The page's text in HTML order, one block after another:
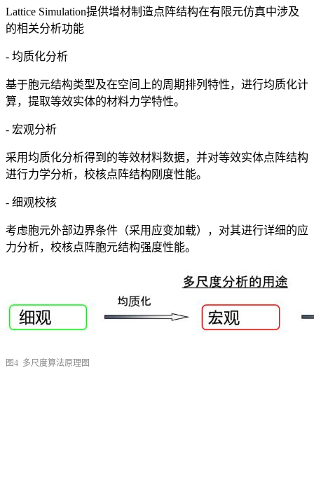
Lattice Simulation提供增材制造点阵结构在有限元仿真中涉及
的相关分析功能
- 均质化分析
基于胞元结构类型及在空间上的周期排列特性，进行均质化计
算，提取等效实体的材料力学特性。
- 宏观分析
采用均质化分析得到的等效材料数据，并对等效实体点阵结构
进行力学分析，校核点阵结构刚度性能。
- 细观校核
考虑胞元外部边界条件（采用应变加载），对其进行详细的应
力分析，校核点阵胞元结构强度性能。
图4 多尺度算法原理图